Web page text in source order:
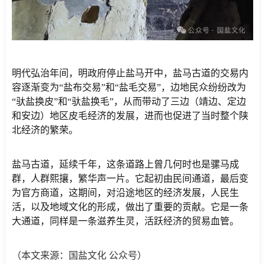
明代弘治年间，明政府停止盐马开中，盐马古道的交易内
容逐渐变为“盐布交易”和“盐毛交易”，边地民众纷纷改为
“驮盐换皮”和“驮盐换毛”，从而带动了三边（靖边、定边
和安边）地区皮毛经济的发展，进而也促进了当时整个陕
北经济的繁荣。
盐马古道，延续千年，这条道路上曾几何时也是骡马成
群，人群熙攘，繁华声一片。它起初由民间通道，最后变
为官方商道，这期间，对沿途地区的经济发展，人民生
活，以及地域文化的形成，做出了重要的贡献。它是一条
大通道，同样是一条滋养生灵，活跃经济的贸易血管。
（本文来源：国盐文化 公众号）